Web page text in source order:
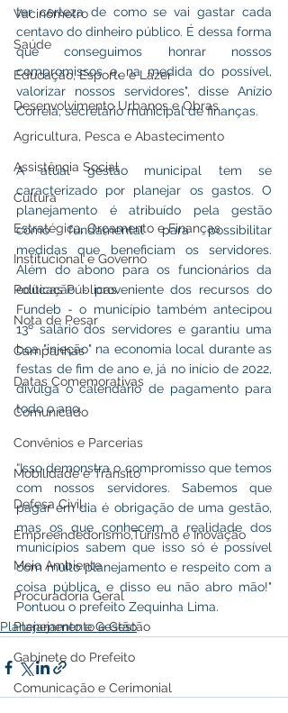
Vacinômetro
Saúde
Educação, Esporte e Lazer
Desenvolvimento Urbanos e Obras
Agricultura, Pesca e Abastecimento
Assistência Social
Cultura
Estratégica, Orçamento e Finanças
Institucional e Governo
Políticas Públicas
Nota de Pesar
Campanhas
Datas Comemorativas
Comunicado
Convênios e Parcerias
Mobilidade e Trânsito
Defesa Civil
Empreendedorismo,Turismo e Inovação
Meio Ambiente
Procuradoria Geral
Planejamento e Gestão
Gabinete do Prefeito
Comunicação e Cerimonial
ter certeza de como se vai gastar cada
centavo do dinheiro público. É dessa forma
que conseguimos honrar nossos
compromissos e, na medida do possível,
valorizar nossos servidores", disse Anízio
Correia, secretário municipal de finanças.
A atual gestão municipal tem se
caracterizado por planejar os gastos. O
planejamento é atribuído pela gestão
como fundamental para possibilitar
medidas que beneficiam os servidores.
Além do abono para os funcionários da
educação - proveniente dos recursos do
Fundeb - o município também antecipou
13º salário dos servidores e garantiu uma
boa "injeção" na economia local durante as
festas de fim de ano e, já no início de 2022,
divulga o calendário de pagamento para
todo o ano.
“Isso demonstra o compromisso que temos
com nossos servidores. Sabemos que
pagar em dia é obrigação de uma gestão,
mas os que conhecem a realidade dos
municípios sabem que isso só é possível
com muito planejamento e respeito com a
coisa pública, e disso eu não abro mão!"
Pontuou o prefeito Zequinha Lima.
Planejamento e Gestão